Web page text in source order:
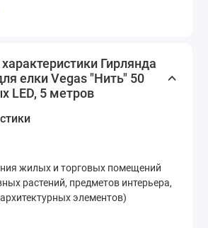
освещение, что позволяет вам
долгий срок службы, что
вашей гирлянде.
5-10-20 метров - отличный
создать незабываемую
доме и стать настоящим
Гирлянда
елки Vegas "Нить" 50
LED, 5 метров
жилых и торговых помещений
растений, предметов интерьера,
элементов)